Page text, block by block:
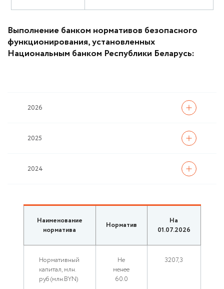
Выполнение банком нормативов безопасного
функционирования, установленных
Национальным банком Республики Беларусь:
Наименование
норматива
Норматив
На
01.07.2026
Нормативный
капитал, млн.
руб (млн.BYN)
Не
менее
60.0
3207,3
2026
2025
2024